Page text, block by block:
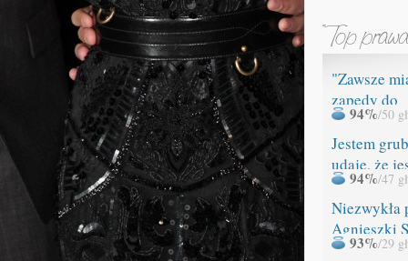
"Zawsze
zapędy do
94%/50
Jestem
udaję, że
94%/47
Niezwykła
Agnieszki
93%/29